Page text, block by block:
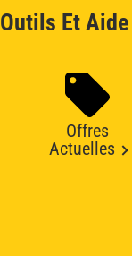
Outils Et
Offres
Actuelles